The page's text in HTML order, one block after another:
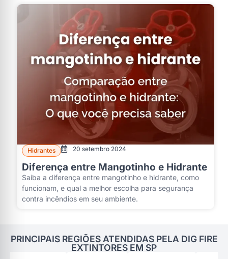
Hidrantes 20 setembro 2024
Diferença entre Mangotinho e Hidrante
Saiba a diferença entre mangotinho e hidrante, como
funcionam, e qual a melhor escolha para segurança
contra incêndios em seu ambiente.
PRINCIPAIS REGIÕES ATENDIDAS PELA DIG FIRE
EXTINTORES EM SP